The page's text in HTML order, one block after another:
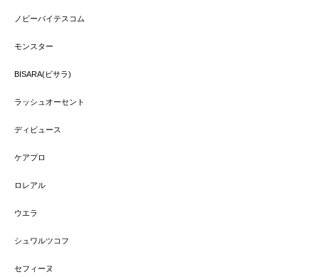
ノビーバイテスコム
モンスター
BISARA(ビサラ)
ラッシュオーセント
ディビュース
ケアプロ
ロレアル
ウエラ
シュワルツコフ
セフィーヌ